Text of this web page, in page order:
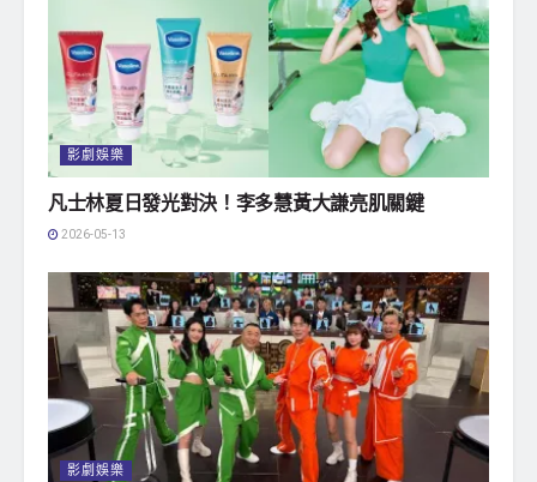
影劇娛樂
凡士林夏日發光對決！李多慧黃大謙亮肌關鍵
2026-05-13
影劇娛樂